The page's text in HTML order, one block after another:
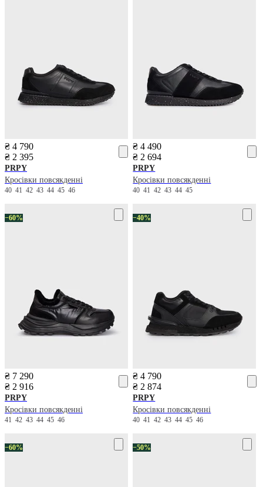
₴ 4 790
₴ 2 395
PRPY
Кросівки повсякденні
40 41 42 43 44 45 46
₴ 4 490
₴ 2 694
PRPY
Кросівки повсякденні
404142434445
−60%
₴ 7 290
₴ 2 916
PRPY
Кросівки повсякденні
41 42 43 44 45 46
−40%
₴ 4 790
₴ 2 874
PRPY
Кросівки повсякденні
40414243444546
−60% −50%